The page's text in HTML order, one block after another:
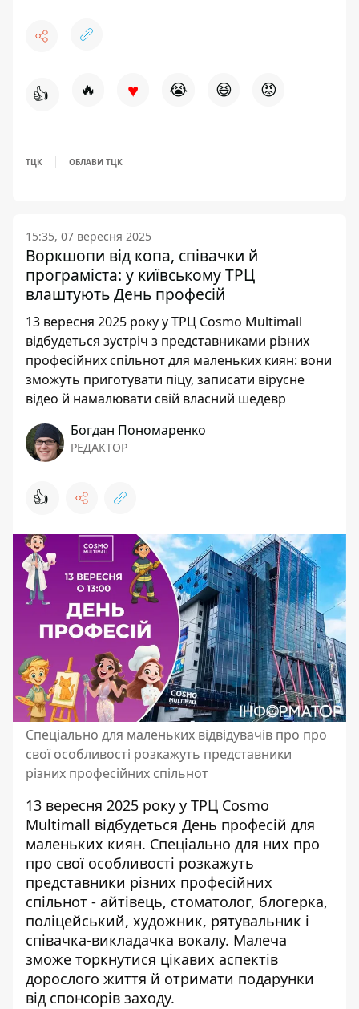
👍 🔥 ♥ 😭 😆 😡
ТЦК ОБЛАВИ ТЦК
15:35, 07 вересня 2025
Воркшопи від копа, співачки й
програміста: у київському ТРЦ
влаштують День професій
13 вересня 2025 року у ТРЦ Cosmo Multimall
відбудеться зустріч з представниками різних
професійних спільнот для маленьких киян: вони
зможуть приготувати піцу, записати вірусне
відео й намалювати свій власний шедевр
Богдан Пономаренко
РЕДАКТОР
👍
Спеціально для маленьких відвідувачів про про
свої особливості розкажуть представники
різних професійних спільнот
13 вересня 2025 року у ТРЦ Cosmo
Multimall відбудеться День професій для
маленьких киян. Спеціально для них про
про свої особливості розкажуть
представники різних професійних
спільнот - айтівець, стоматолог, блогерка,
поліцейський, художник, рятувальник і
співачка-викладачка вокалу. Малеча
зможе торкнутися цікавих аспектів
дорослого життя й отримати подарунки
від спонсорів заходу.